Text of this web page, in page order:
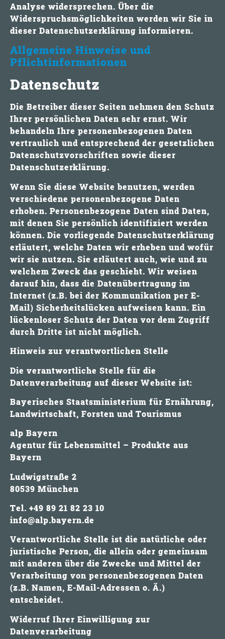
Analyse widersprechen. Über die
Widerspruchsmöglichkeiten werden wir Sie in
dieser Datenschutzerklärung informieren.
Allgemeine Hinweise und
Pflichtinformationen
Datenschutz
Die Betreiber dieser Seiten nehmen den Schutz
Ihrer persönlichen Daten sehr ernst. Wir
behandeln Ihre personenbezogenen Daten
vertraulich und entsprechend der gesetzlichen
Datenschutzvorschriften sowie dieser
Datenschutzerklärung.
Wenn Sie diese Website benutzen, werden
verschiedene personenbezogene Daten
erhoben. Personenbezogene Daten sind Daten,
mit denen Sie persönlich identifiziert werden
können. Die vorliegende Datenschutzerklärung
erläutert, welche Daten wir erheben und wofür
wir sie nutzen. Sie erläutert auch, wie und zu
welchem Zweck das geschieht. Wir weisen
darauf hin, dass die Datenübertragung im
Internet (z.B. bei der Kommunikation per E-
Mail) Sicherheitslücken aufweisen kann. Ein
lückenloser Schutz der Daten vor dem Zugriff
durch Dritte ist nicht möglich.
Hinweis zur verantwortlichen Stelle
Die verantwortliche Stelle für die
Datenverarbeitung auf dieser Website ist:
Bayerisches Staatsministerium für Ernährung,
Landwirtschaft, Forsten und Tourismus
alp Bayern
Agentur für Lebensmittel – Produkte aus
Bayern
Ludwigstraße 2
80539 München
Tel. +49 89 21 82 23 10
info@alp.bayern.de
Verantwortliche Stelle ist die natürliche oder
juristische Person, die allein oder gemeinsam
mit anderen über die Zwecke und Mittel der
Verarbeitung von personenbezogenen Daten
(z.B. Namen, E-Mail-Adressen o. Ä.)
entscheidet.
Widerruf Ihrer Einwilligung zur
Datenverarbeitung